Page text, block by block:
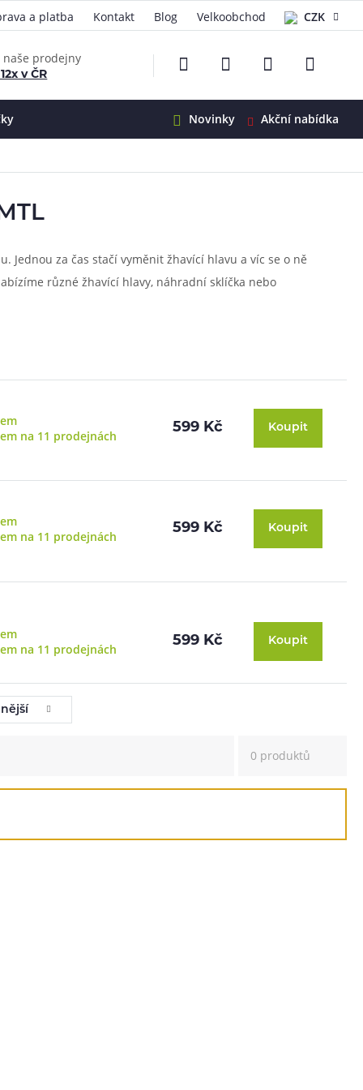
a platba Kontakt Blog Velkoobchod
CZK
naše prodejny
v ČR
Pro
V2
Novinky Akční nabídka
za čas stačí vyměnit žhavící hlavu a víc se o ně
různé žhavící hlavy, náhradní sklíčka nebo
na 11 prodejnách
599 Kč Koupit
na 11 prodejnách
599 Kč Koupit
na 11 prodejnách
599 Kč Koupit
0 produktů